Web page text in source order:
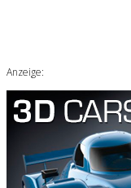
Anzeige: